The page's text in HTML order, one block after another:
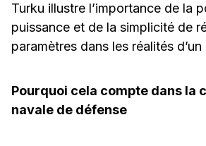
Turku illustre l’importance de la
puissance et de la simplicité de
paramètres dans les réalités
Pourquoi cela compte dans la
navale de défense